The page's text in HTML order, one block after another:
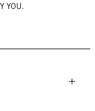
YOU.